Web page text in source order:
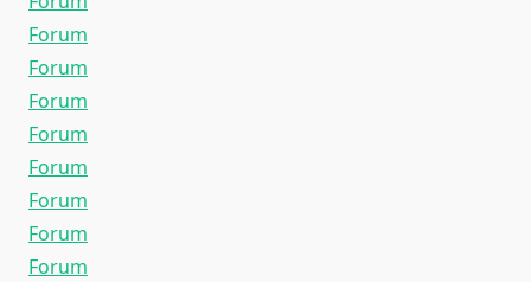
Forum
Forum
Forum
Forum
Forum
Forum
Forum
Forum